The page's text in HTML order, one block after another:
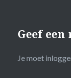
Geef
Je moet